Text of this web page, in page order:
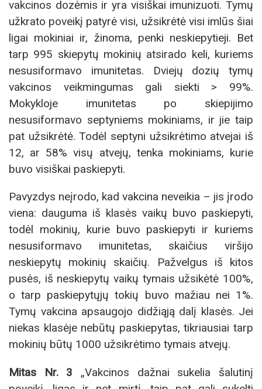
vakcinos dozėmis ir yra visiškai imunizuoti. Tymų
užkrato poveikį patyrė visi, užsikrėtė visi imlūs šiai
ligai mokiniai ir, žinoma, penki neskiepytieji. Bet
tarp 995 skiepytų mokinių atsirado keli, kuriems
nesusiformavo imunitetas. Dviejų dozių tymų
vakcinos veikmingumas gali siekti > 99%.
Mokykloje imunitetas po skiepijimo
nesusiformavo septyniems mokiniams, ir jie taip
pat užsikrėtė. Todėl septyni užsikrėtimo atvejai iš
12, ar 58% visų atvejų, tenka mokiniams, kurie
buvo visiškai paskiepyti.
Pavyzdys neįrodo, kad vakcina neveikia – jis įrodo
viena: dauguma iš klasės vaikų buvo paskiepyti,
todėl mokinių, kurie buvo paskiepyti ir kuriems
nesusiformavo imunitetas, skaičius viršijo
neskiepytų mokinių skaičių. Pažvelgus iš kitos
pusės, iš neskiepytų vaikų tymais užsikėtė 100%,
o tarp paskiepytųjų tokių buvo mažiau nei 1%.
Tymų vakcina apsaugojo didžiąją dalį klasės. Jei
niekas klasėje nebūtų paskiepytas, tikriausiai tarp
mokinių būtų 1000 užsikrėtimo tymais atvejų.
Mitas Nr. 3 „Vakcinos dažnai sukelia šalutinį